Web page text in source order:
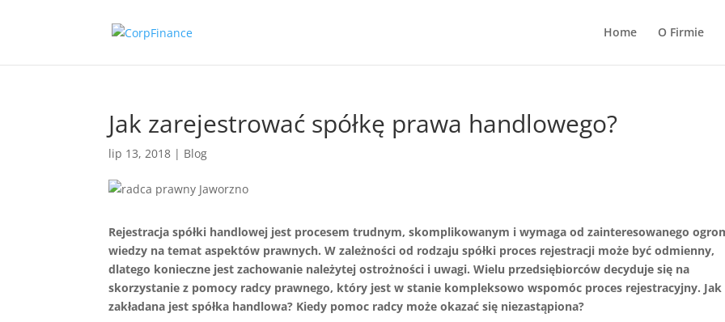
Home O Firmie
Jak zarejestrować spółkę prawa handlowego?
lip 13, 2018 | Blog
Rejestracja spółki handlowej jest procesem trudnym, skomplikowanym i wymaga od zainteresowanego
wiedzy na temat aspektów prawnych. W zależności od rodzaju spółki proces rejestracji może być odmienny,
dlatego konieczne jest zachowanie należytej ostrożności i uwagi. Wielu przedsiębiorców decyduje się na
skorzystanie z pomocy radcy prawnego, który jest w stanie kompleksowo wspomóc proces rejestracyjny. Jak
zakładana jest spółka handlowa? Kiedy pomoc radcy może okazać się niezastąpiona?